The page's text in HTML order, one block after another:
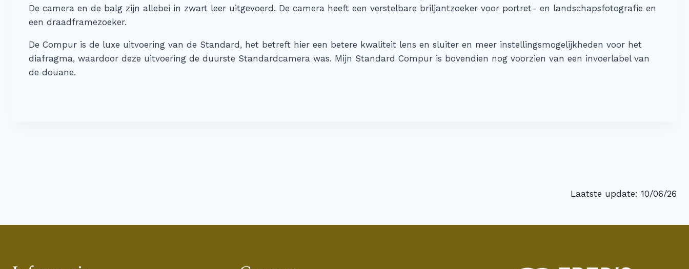
De camera en de balg zijn allebei in zwart leer uitgevoerd. De camera heeft een verstelbare briljantzoeker voor portret- en landschapsfotografie en
een draadframezoeker.
De Compur is de luxe uitvoering van de Standard, het betreft hier een betere kwaliteit lens en sluiter en meer instellingsmogelijkheden voor het
diafragma, waardoor deze uitvoering de duurste Standardcamera was. Mijn Standard Compur is bovendien nog voorzien van een invoerlabel van
de douane.
Laatste update: 10/06/26